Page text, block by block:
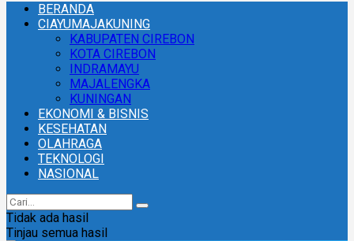
BERANDA
CIAYUMAJAKUNING
KABUPATEN CIREBON
KOTA CIREBON
INDRAMAYU
MAJALENGKA
KUNINGAN
EKONOMI & BISNIS
KESEHATAN
OLAHRAGA
TEKNOLOGI
NASIONAL
Tidak ada hasil
Tinjau semua hasil